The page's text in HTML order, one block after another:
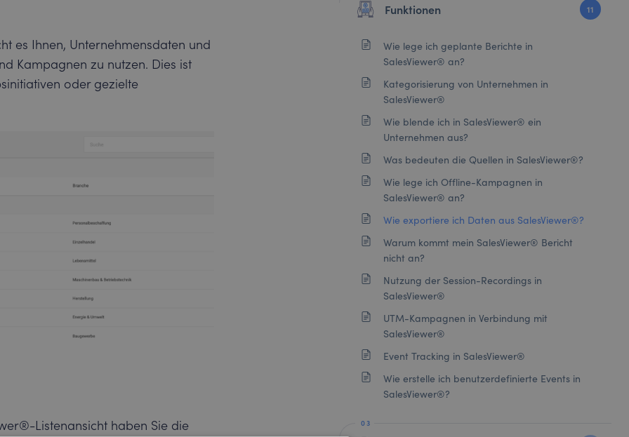
Funktionen 11
Wie lege ich geplante Berichte in
SalesViewer® an?
Kategorisierung von Unternehmen in
SalesViewer®
Wie blende ich in SalesViewer® ein
Unternehmen aus?
Was bedeuten die Quellen in SalesViewer®?
Wie lege ich Offline-Kampagnen in
SalesViewer® an?
Wie exportiere ich Daten aus SalesViewer®?
Warum kommt mein SalesViewer® Bericht
nicht an?
Nutzung der Session-Recordings in
SalesViewer®
UTM-Kampagnen in Verbindung mit
SalesViewer®
Event Tracking in SalesViewer®
Wie erstelle ich benutzerdefinierte Events in
SalesViewer®?
es Ihnen, Unternehmensdaten und
Kampagnen zu nutzen. Dies ist
oder gezielte
Listenansicht haben Sie die